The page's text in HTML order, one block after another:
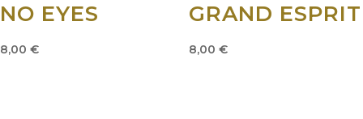
NO EYES
8,00 €
GRAND ESPRIT
8,00 €